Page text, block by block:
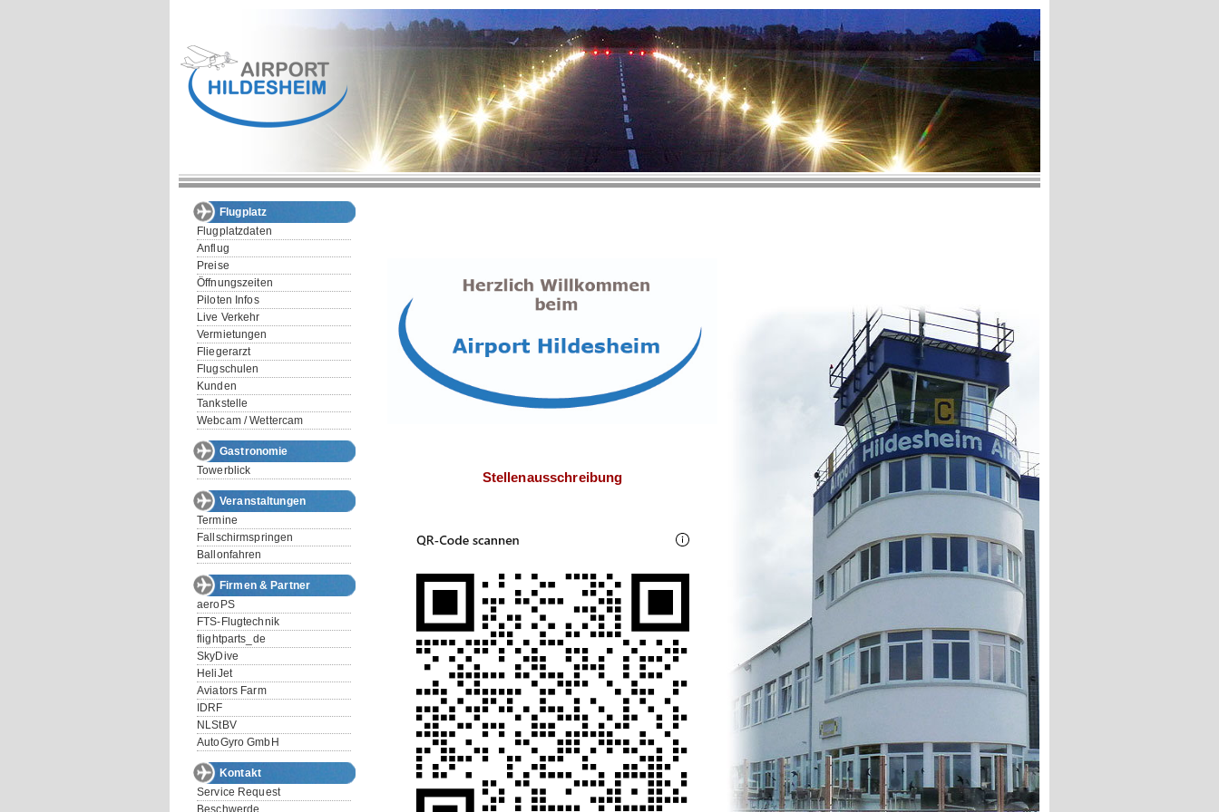
Flugplatz
Flugplatzdaten
Anflug
Preise
Öffnungszeiten
Piloten Infos
Live Verkehr
Vermietungen
Fliegerarzt
Flugschulen
Kunden
Tankstelle
Webcam / Wettercam
Gastronomie
Towerblick
Veranstaltungen
Termine
Fallschirmspringen
Ballonfahren
Firmen & Partner
aeroPS
FTS-Flugtechnik
flightparts_de
SkyDive
HeliJet
Aviators Farm
IDRF
NLStBV
AutoGyro GmbH
Kontakt
Service Request
Beschwerde
Stellenausschreibung